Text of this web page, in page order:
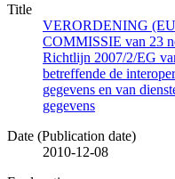
Title
VERORDENING
COMMISSIE van 23
Richtlijn 2007/2/EG
betreffende de
gegevens en van
gegevens
Date (Publication date)
2010-12-08